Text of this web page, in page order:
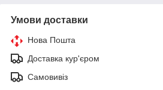
Умови доставки
Нова Пошта
Доставка кур'єром
Самовивіз